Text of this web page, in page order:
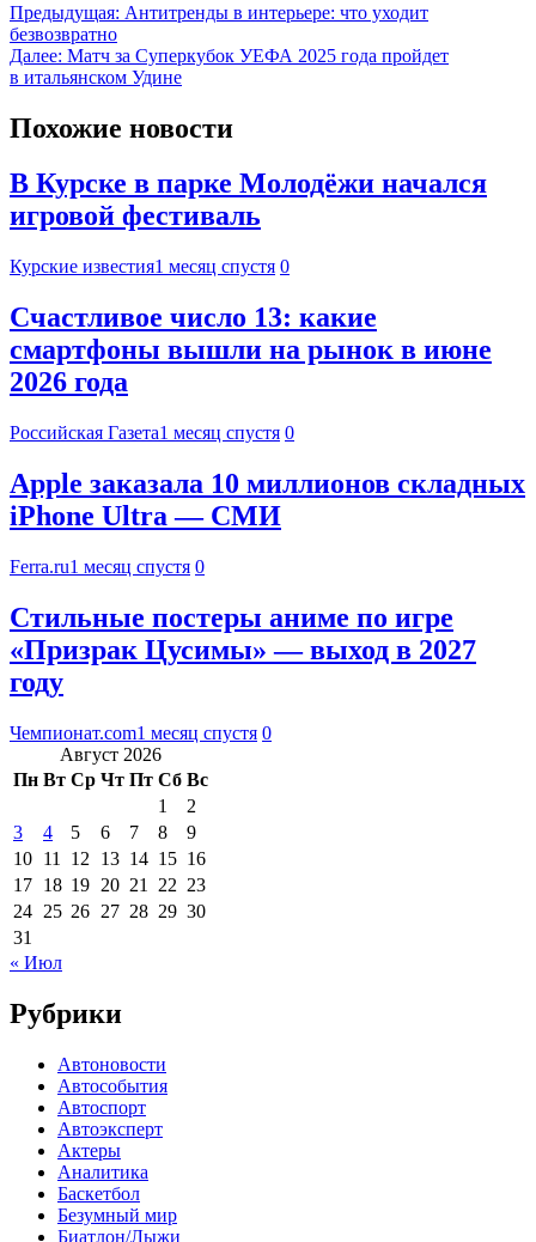
Предыдущая: Антитренды в интерьере: что уходит
безвозвратно
Далее: Матч за Суперкубок УЕФА 2025 года пройдет
в итальянском Удине
Похожие новости
В Курске в парке Молодёжи начался
игровой фестиваль
Курские известия1 месяц спустя 0
Счастливое число 13: какие
смартфоны вышли на рынок в июне
2026 года
Российская Газета1 месяц спустя 0
Apple заказала 10 миллионов складных
iPhone Ultra — СМИ
Ferra.ru1 месяц спустя 0
Стильные постеры аниме по игре
«Призрак Цусимы» — выход в 2027
году
Чемпионат.com1 месяц спустя 0
Август 2026
Пн Вт Ср Чт Пт Сб Вс
1
2
3
4 5 6 7 8
9
10 11 12 13 14 15 16
17 18 19 20 21 22 23
24 25 26 27 28 29 30
31
« Июл
Рубрики
Автоновости
Автособытия
Автоспорт
Автоэксперт
Актеры
Аналитика
Баскетбол
Безумный мир
Биатлон/Лыжи